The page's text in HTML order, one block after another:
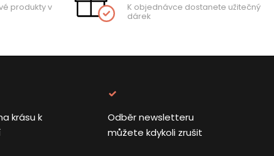
produkty v K objednávce dostanete užitečný
dárek
krásu k
Odběr newsletteru
můžete kdykoli zrušit